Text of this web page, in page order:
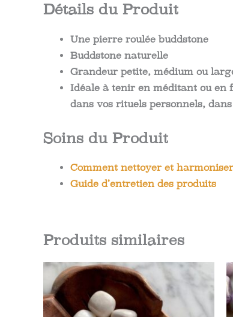
Détails du Produit
Une pierre roulée buddstone
Buddstone naturelle
Grandeur petite, médium ou
Idéale à tenir en méditant ou en
dans vos rituels personnels,
Soins du Produit
Comment nettoyer et
Guide d’entretien des produits
Produits similaires